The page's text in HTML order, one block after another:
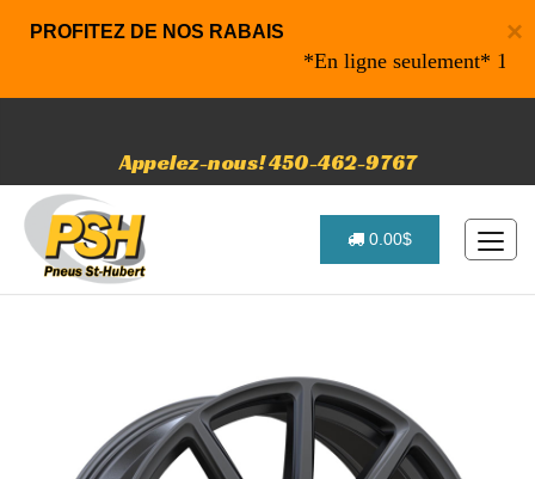
×
PROFITEZ DE NOS RABAIS
*En ligne seulement* 10%
Appelez-nous! 450-462-9767
0.00$